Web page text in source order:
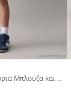
Εκτυπωμένο Σετ για αγόρια Μπλούζα και Σορτς